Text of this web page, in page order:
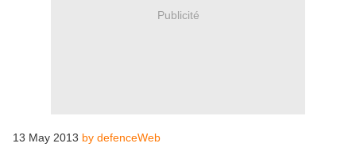
Publicité
13 May 2013 by defenceWeb